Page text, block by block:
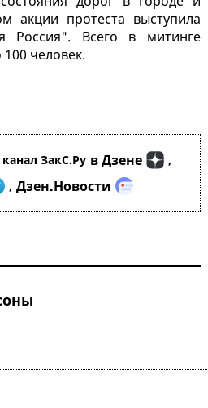
акции протеста выступила
Россия". Всего в митинге
человек.
ЗакС.Ру в Дзене ,
, Дзен.Новости